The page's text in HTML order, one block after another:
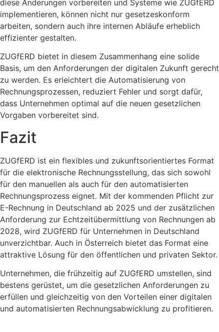
diese Änderungen vorbereiten und Systeme wie ZUGfERD
implementieren, können nicht nur gesetzeskonform
arbeiten, sondern auch ihre internen Abläufe erheblich
effizienter gestalten.
ZUGfERD bietet in diesem Zusammenhang eine solide
Basis, um den Anforderungen der digitalen Zukunft gerecht
zu werden. Es erleichtert die Automatisierung von
Rechnungsprozessen, reduziert Fehler und sorgt dafür,
dass Unternehmen optimal auf die neuen gesetzlichen
Vorgaben vorbereitet sind.
Fazit
ZUGfERD ist ein flexibles und zukunftsorientiertes Format
für die elektronische Rechnungsstellung, das sich sowohl
für den manuellen als auch für den automatisierten
Rechnungsprozess eignet. Mit der kommenden Pflicht zur
E-Rechnung in Deutschland ab 2025 und der zusätzlichen
Anforderung zur Echtzeitübermittlung von Rechnungen ab
2028, wird ZUGfERD für Unternehmen in Deutschland
unverzichtbar. Auch in Österreich bietet das Format eine
attraktive Lösung für den öffentlichen und privaten Sektor.
Unternehmen, die frühzeitig auf ZUGfERD umstellen, sind
bestens gerüstet, um die gesetzlichen Anforderungen zu
erfüllen und gleichzeitig von den Vorteilen einer digitalen
und automatisierten Rechnungsabwicklung zu profitieren.